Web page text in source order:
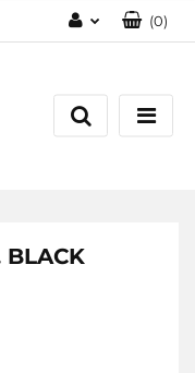
Zarejestruj się
zgłoszenie
(0)
BLACK